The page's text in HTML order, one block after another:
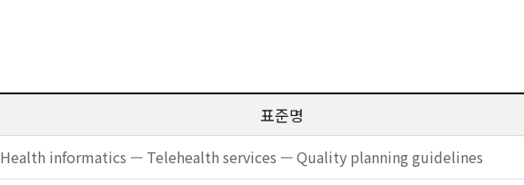
표준명
Health informatics — Telehealth services — Quality planning guidelines